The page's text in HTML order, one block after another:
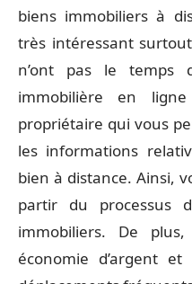
biens immobiliers à
très intéressant
n’ont pas le temps
immobilière en
propriétaire qui vous
les informations
bien à distance. Ainsi,
partir du processus
immobiliers. De
économie d’argent